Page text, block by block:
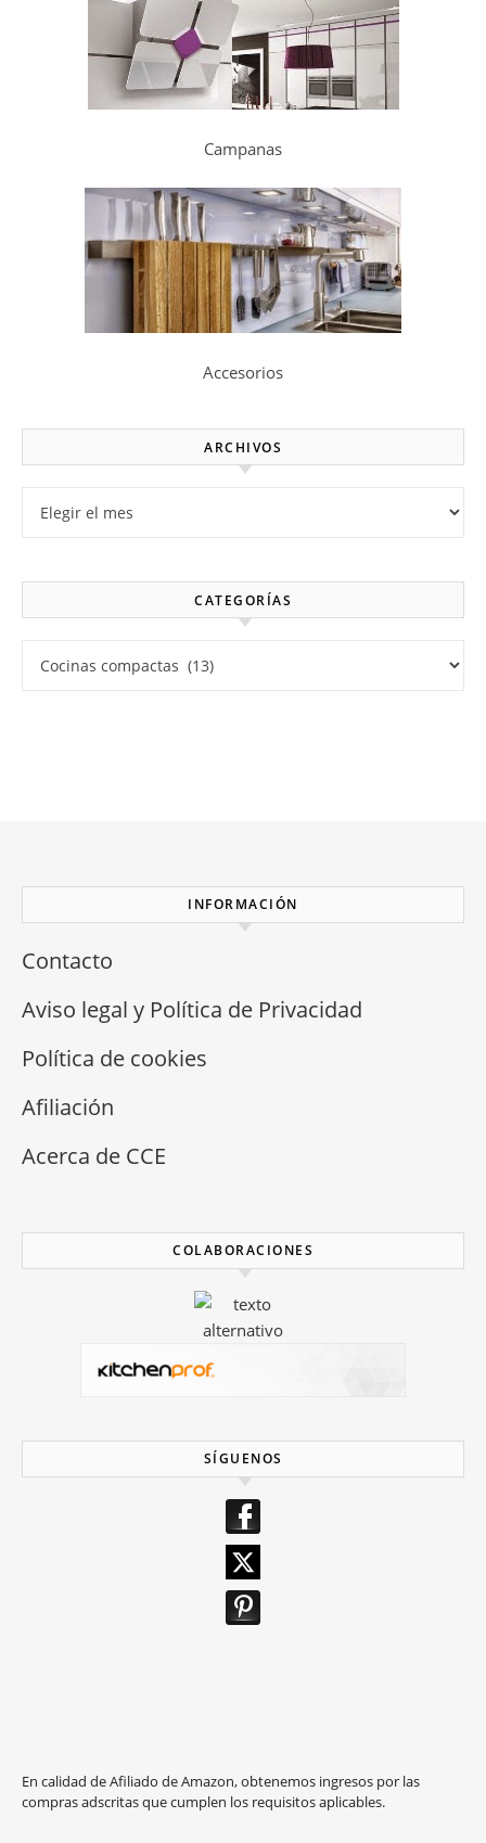
Campanas
Accesorios
ARCHIVOS
CATEGORÍAS
INFORMACIÓN
Contacto
Aviso legal y Política de Privacidad
Política de cookies
Afiliación
Acerca de CCE
COLABORACIONES
SÍGUENOS
En calidad de Afiliado de Amazon, obtenemos ingresos por las
compras adscritas que cumplen los requisitos aplicables.